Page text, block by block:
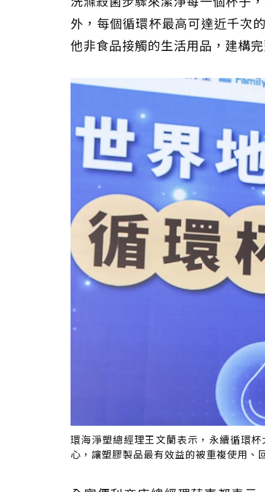
外，每個循環杯最高可達近千次
他非食品接觸的生活用品，建構
環海淨塑總經理王文蘭表示，永續循環
心，讓塑膠製品最有效益的被重複使用